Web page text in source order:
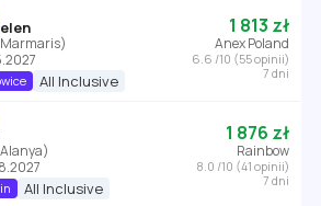
All Inclusive
1 813 zł
Anex Poland
6.6 /10 (55 opinii)
7 dni
All Inclusive
1 876 zł
Rainbow
8.0 /10 (41 opinii)
7 dni